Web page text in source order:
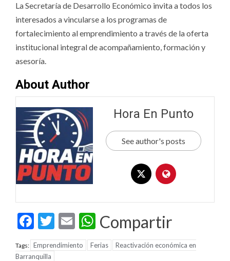
La Secretaría de Desarrollo Económico invita a todos los
interesados a vincularse a los programas de
fortalecimiento al emprendimiento a través de la oferta
institucional integral de acompañamiento, formación y
asesoría.
About Author
Hora En Punto
See author's posts
Facebook
Twitter
EmailWhatsApp
Compartir
Tags: Emprendimiento Ferias
Reactivación económica en
Barranquilla